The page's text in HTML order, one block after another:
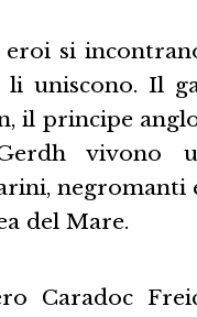
eroi si
uniscono. Il
il principe
vivono
negromanti
del Mare.
Caradoc